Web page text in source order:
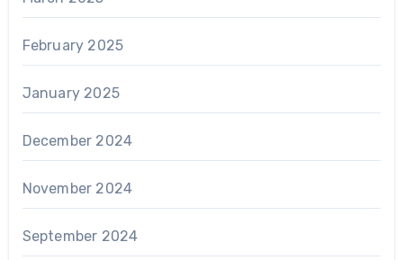
February 2025
January 2025
December 2024
November 2024
September 2024